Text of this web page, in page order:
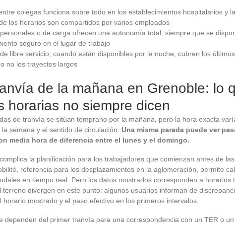
colegas funciona sobre todo en los establecimientos hospitalarios y
los horarios son compartidos por varios empleados
o de carga ofrecen una autonomía total, siempre que se
seguro en el lugar de trabajo
libre servicio, cuando están disponibles por la noche, cubren los últimos
no los trayectos largos
de la mañana en Grenoble: lo
horarias no siempre dicen
de tranvía se sitúan temprano por la mañana, pero la hora exacta
semana y el sentido de circulación. Una misma parada puede ver
media hora de diferencia entre el lunes y el domingo.
la planificación para los trabajadores que comienzan antes de las
referencia para los desplazamientos en la aglomeración, permite
en tiempo real. Pero los datos mostrados corresponden a horarios
terreno divergen en este punto: algunos usuarios informan de
horario mostrado y el paso efectivo en los primeros intervalos.
dependen del primer tranvía para una correspondencia con un TER o